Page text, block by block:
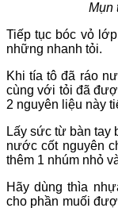
Mụn thịt
Tiếp tục bóc vỏ
những nhanh tỏi.
Khi tía tô đã ráo
cùng với tỏi đã
2 nguyên liệu này
Lấy sức từ bàn tay
nước cốt nguyên
thêm 1 nhúm nhỏ
Hãy dùng thìa
cho phần muối